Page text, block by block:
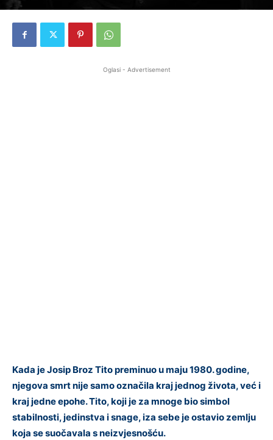
Oglasi - Advertisement
Kada je Josip Broz Tito preminuo u maju 1980. godine,
njegova smrt nije samo označila kraj jednog života, već i
kraj jedne epohe. Tito, koji je za mnoge bio simbol
stabilnosti, jedinstva i snage, iza sebe je ostavio zemlju
koja se suočavala s neizvjesnošću.